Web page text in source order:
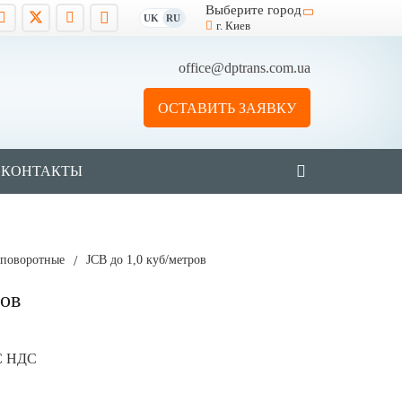
UK RU
Выберите город
г. Киев
office@dptrans.com.ua
ОСТАВИТЬ ЗАЯВКУ
КОНТАКТЫ
/ JCB до 1,0 куб/метров
НДС